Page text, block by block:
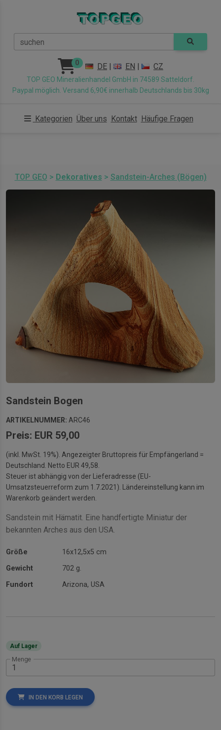
suchen
0 DE | EN | CZ
TOP GEO Mineralienhandel GmbH in 74589 Satteldorf.
Paypal möglich. Versand 6,90€ innerhalb Deutschlands bis 30kg
Kategorien Über uns Kontakt Häufige Fragen
TOP GEO > Dekoratives > Sandstein-Arches (Bögen)
Sandstein Bogen
ARTIKELNUMMER: ARC46
Preis: EUR 59,00
(inkl. MwSt. 19%). Angezeigter Bruttopreis für Empfängerland =
Deutschland. Netto EUR 49,58.
Steuer ist abhängig von der Lieferadresse (EU-
Umsatzsteuerreform zum 1.7.2021). Ländereinstellung kann im
Warenkorb geändert werden.
Sandstein mit Hämatit. Eine handfertigte Miniatur der
bekannten Arches aus den USA.
Größe
16x12,5x5 cm
Gewicht
702 g.
Fundort
Arizona, USA
Auf Lager
Menge
IN DEN KORB LEGEN